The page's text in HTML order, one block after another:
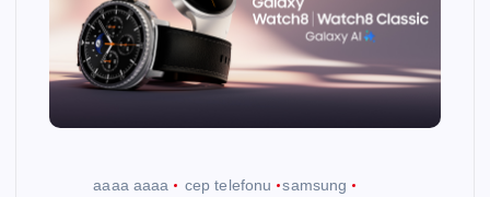
aaaa aaaa cep telefonu
samsung